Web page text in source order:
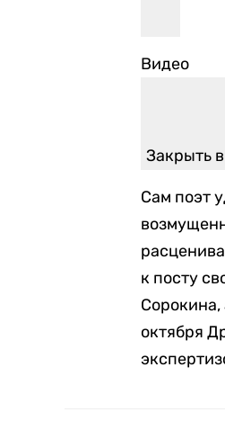
Видео
Закрыть
Сам поэт
к посту
Сорокина,
октября